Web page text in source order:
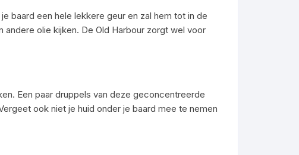
baard een hele lekkere geur en zal hem tot in de
olie kijken. De Old Harbour zorgt wel voor
Een paar druppels van deze geconcentreerde
ook niet je huid onder je baard mee te nemen